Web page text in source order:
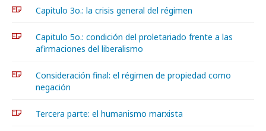
Capitulo 3o.: la crisis general del régimen
Capitulo 5o.: condición del proletariado frente a las
afirmaciones del liberalismo
Consideración final: el régimen de propiedad como
negación
Tercera parte: el humanismo marxista